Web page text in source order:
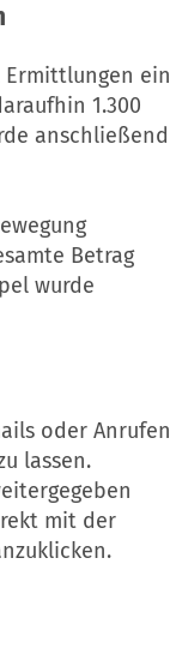
ein
1.300
anschließend
Betrag
wurde
oder Anrufen
lassen.
mit der